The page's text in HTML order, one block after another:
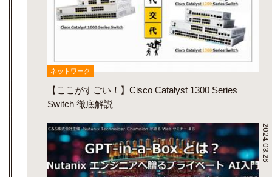
ネットワーク
【ここがすごい！】Cisco Catalyst 1300 Series
Switch 徹底解説
2024.03.25